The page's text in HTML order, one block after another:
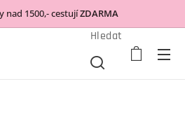
nad 1500,- cestujíZDARMA
Hledat